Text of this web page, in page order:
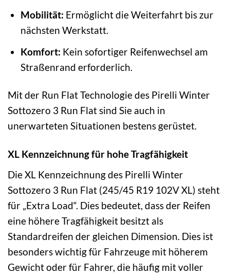
Mobilität: Ermöglicht die Weiterfahrt bis zur
nächsten Werkstatt.
Komfort: Kein sofortiger Reifenwechsel am
Straßenrand erforderlich.
Mit der Run Flat Technologie des Pirelli Winter
Sottozero 3 Run Flat sind Sie auch in
unerwarteten Situationen bestens gerüstet.
XL Kennzeichnung für hohe Tragfähigkeit
Die XL Kennzeichnung des Pirelli Winter
Sottozero 3 Run Flat (245/45 R19 102V XL) steht
für „Extra Load“. Dies bedeutet, dass der Reifen
eine höhere Tragfähigkeit besitzt als
Standardreifen der gleichen Dimension. Dies ist
besonders wichtig für Fahrzeuge mit höherem
Gewicht oder für Fahrer, die häufig mit voller